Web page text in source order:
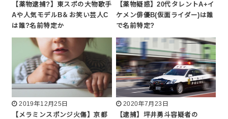
【薬物逮捕?】東スポの大物歌手
Aや人気モデルB＆お笑い芸人C
は誰?名前特定か
【薬物疑惑】20代タレントA+イ
ケメン俳優B(仮面ライダー)は誰
で名前特定?
2019年12月25日
【メラミンスポンジ火傷】京都
2020年7月23日
【逮捕】坪井勇斗容疑者の